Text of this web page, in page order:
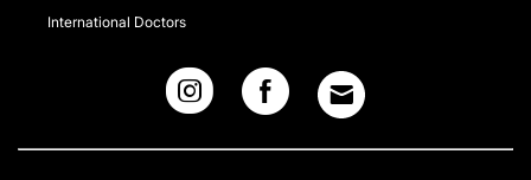
International Doctors